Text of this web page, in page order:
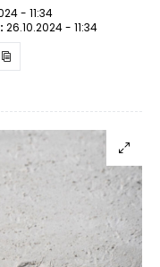
- 11:34
26.10.2024 - 11:34